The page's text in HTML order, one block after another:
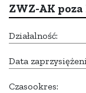
ZWZ-AK
Działalność:
Data
Czasookres: